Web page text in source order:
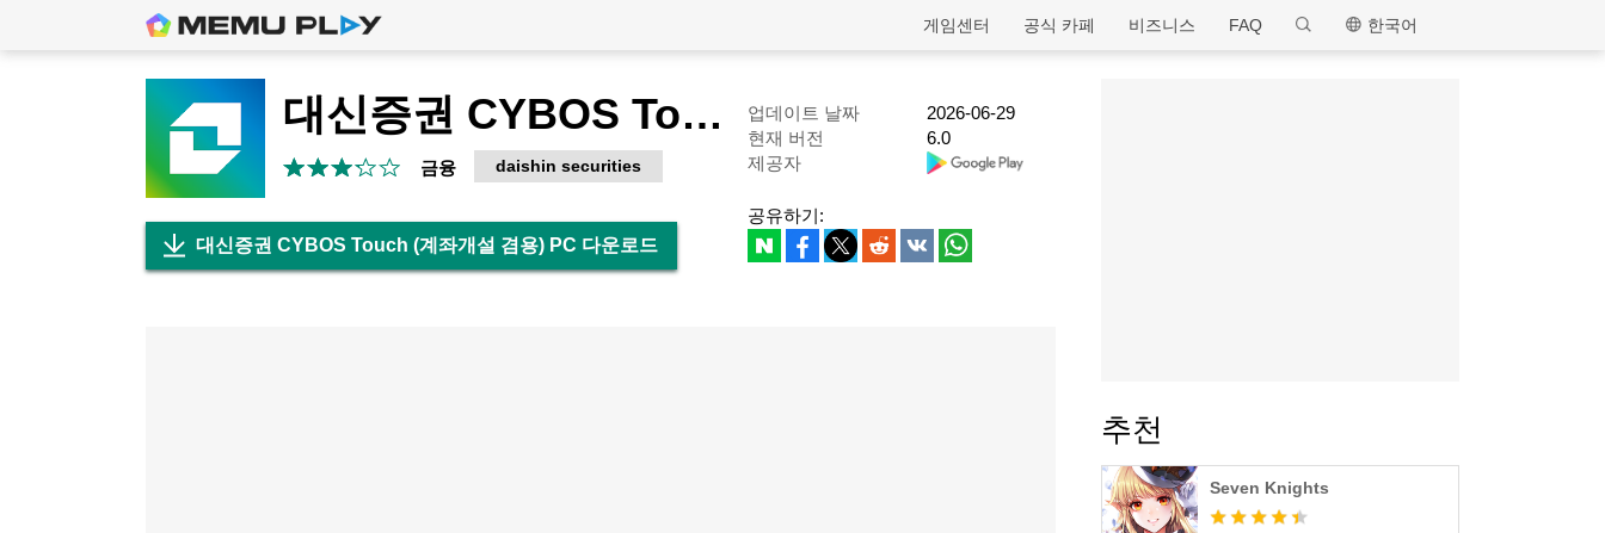
MEmu
한국어
FAQ
비즈니스
공식 카페
게임센터
대신증권 CYBOS Touch (계좌개설 겸용)
금융 daishin securities
업데이트 날짜
2026-06-29
현재 버전
6.0
제공자
대신증권 CYBOS Touch (계좌개설 겸용) PC 다운로드
공유하기:
추천
Seven Knights